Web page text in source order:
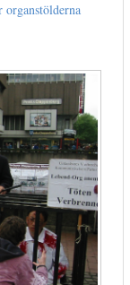
organstölderna